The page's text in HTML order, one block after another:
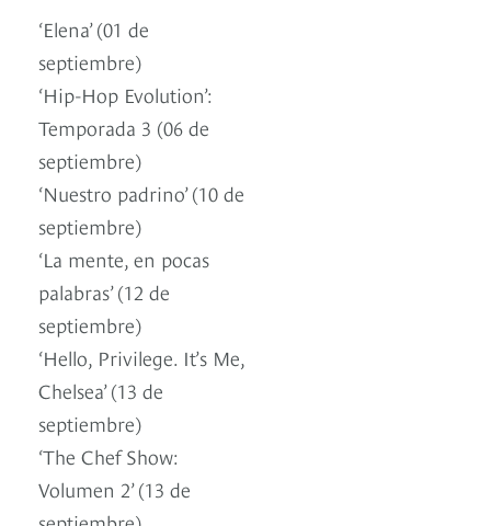
‘Elena’ (01 de
septiembre)
‘Hip-Hop Evolution’:
Temporada 3 (06 de
septiembre)
‘Nuestro padrino’ (10 de
septiembre)
‘La mente, en pocas
palabras’ (12 de
septiembre)
‘Hello, Privilege. It’s Me,
Chelsea’ (13 de
septiembre)
‘The Chef Show:
Volumen 2’ (13 de